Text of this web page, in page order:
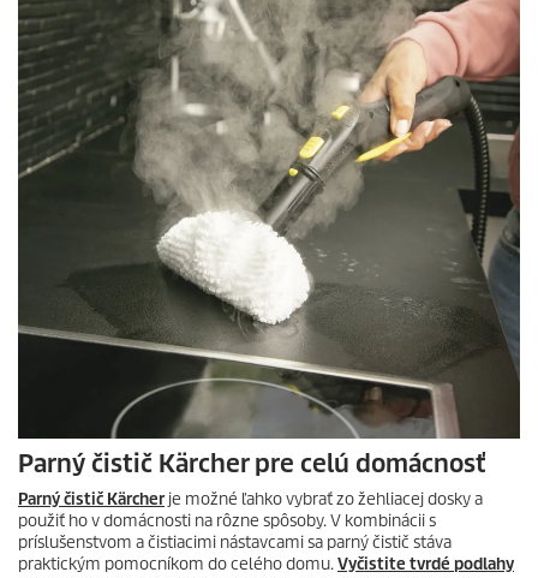
Parný čistič Kärcher pre celú domácnosť
Parný čistič Kärcherje možné ľahko vybrať zo žehliacej dosky a
použiť ho v domácnosti na rôzne spôsoby. V kombinácii s
príslušenstvom a čistiacimi nástavcami sa parný čistič stáva
praktickým pomocníkom do celého domu.Vyčistite tvrdé podlahy